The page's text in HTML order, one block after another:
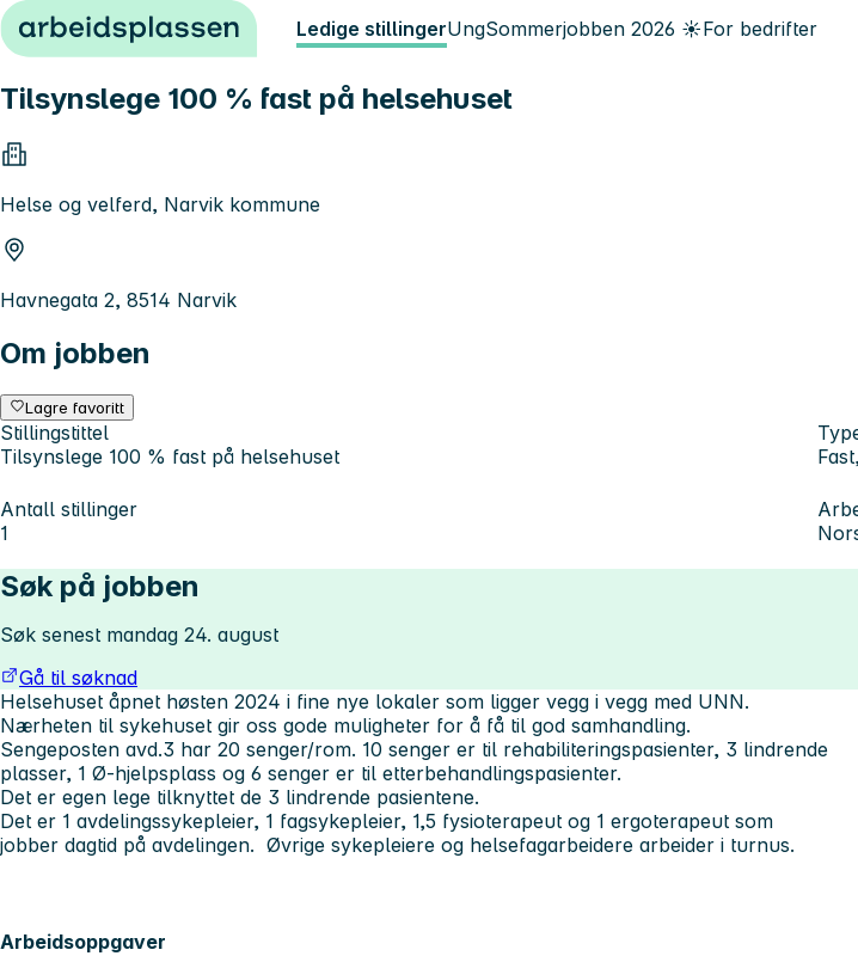
Hopp til innhold Ledige stillingerUngSommerjobben 2026 ☀️For bedrifter
Tilsynslege 100 % fast på helsehuset
Helse og velferd, Narvik kommune
Havnegata 2, 8514 Narvik
Om jobben
Lagre favoritt
Stillingstittel
Tilsynslege 100 % fast på helsehuset
Antall stillinger
1
Søk på jobben
Søk senest mandag 24. august
Gå til søknad
Helsehuset åpnet høsten 2024 i fine nye lokaler som ligger vegg i vegg med UNN.
Nærheten til sykehuset gir oss gode muligheter for å få til god samhandling.
Sengeposten avd.3 har 20 senger/rom. 10 senger er til rehabiliteringspasienter, 3 lindrende
plasser, 1 Ø-hjelpsplass og 6 senger er til etterbehandlingspasienter.
Det er egen lege tilknyttet de 3 lindrende pasientene.
Det er 1 avdelingssykepleier, 1 fagsykepleier, 1,5 fysioterapeut og 1 ergoterapeut som
jobber dagtid på avdelingen. Øvrige sykepleiere og helsefagarbeidere arbeider i turnus.
Arbeidsoppgaver